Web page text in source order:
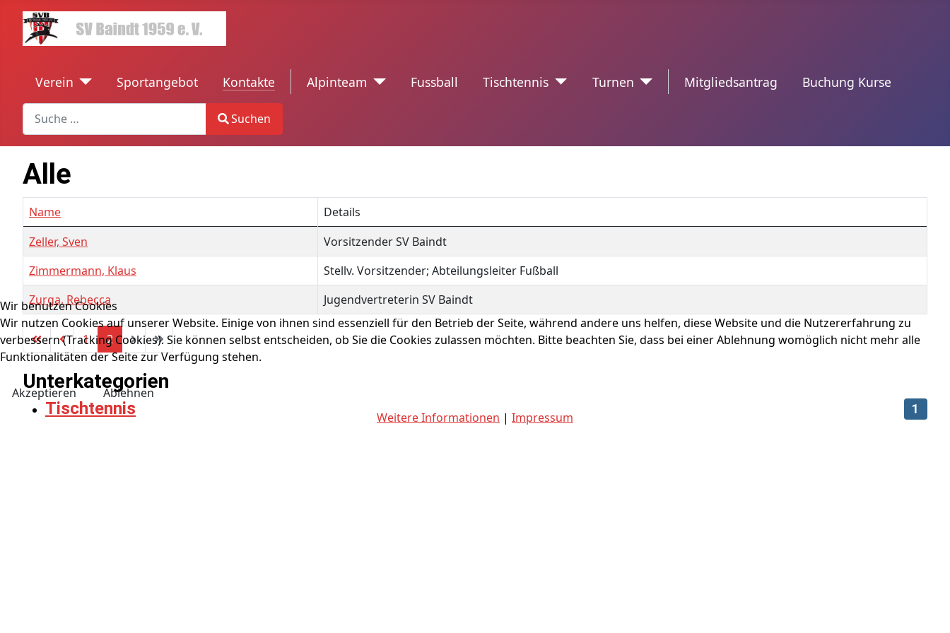
Verein Sportangebot Kontakte trennzeichen
Alpinteam Fussball Tischtennis Turnen trennzeichen2
Mitgliedsantrag Buchung Kurse
Search
Type 2 or more characters for results.
Suchen
Alle
Kontakte,
Name
Details
Zeller, Sven
Vorsitzender SV Baindt
Zimmermann, Klaus
Stellv. Vorsitzender; Abteilungsleiter Fußball
Zurga, Rebecca
Jugendvertreterin SV Baindt
1 2
Unterkategorien
Tischtennis 1
Wir benutzen Cookies
Wir nutzen Cookies auf unserer Website. Einige von ihnen sind essenziell für den Betrieb der Seite, während andere uns helfen, diese Website und die Nutzererfahrung zu
verbessern (Tracking Cookies). Sie können selbst entscheiden, ob Sie die Cookies zulassen möchten. Bitte beachten Sie, dass bei einer Ablehnung womöglich nicht mehr alle
Funktionalitäten der Seite zur Verfügung stehen.
Akzeptieren
Ablehnen
Weitere Informationen | Impressum